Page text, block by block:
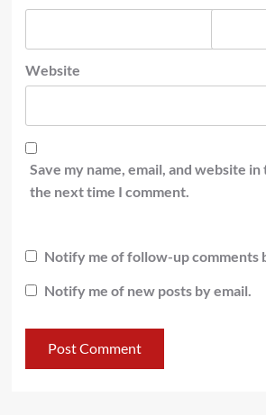
Website
Save my name, email, and website
the next time I comment.
Notify me of follow-up comments
Notify me of new posts by email.